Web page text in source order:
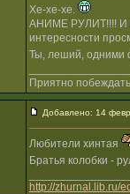
Хе-хе-хе.
АНИМЕ РУЛИТ!!!! И
интересности
Ты, леший, одними
Приятно
Добавлено: 14
Любители хинтая
Братья колобки -
http://zhurnal.lib.ru/